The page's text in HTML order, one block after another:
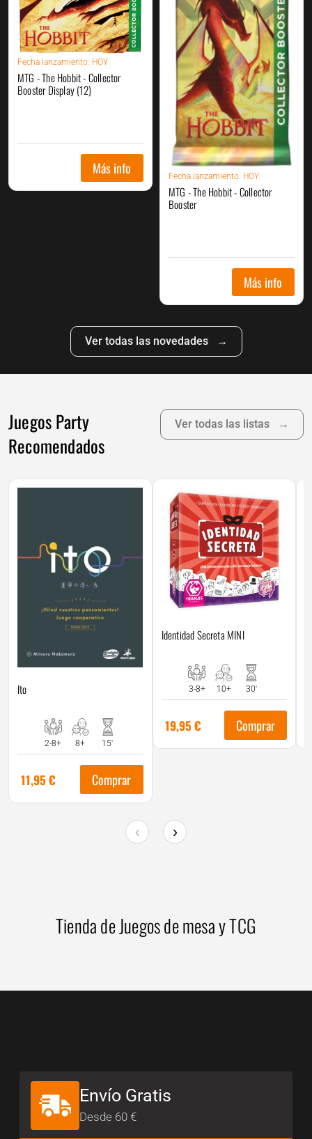
Fecha lanzamiento: HOY
MTG - The Hobbit - Collector
Booster Display (12)
Más info Fecha lanzamiento: HOY
MTG - The Hobbit - Collector
Booster
Más info
Ver todas las novedades →
Ver todas las listas →
Juegos Party
Recomendados
‹
Ito
2-8+ 8+ 15'
11,95 € Comprar
Identidad Secreta MINI
3-8+ 10+ 30'
19,95 € Comprar
›
Tienda de Juegos de mesa y TCG
Envío Gratis
Desde 60 €